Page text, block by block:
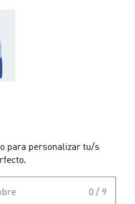
para personalizar tu/s
0 / 9